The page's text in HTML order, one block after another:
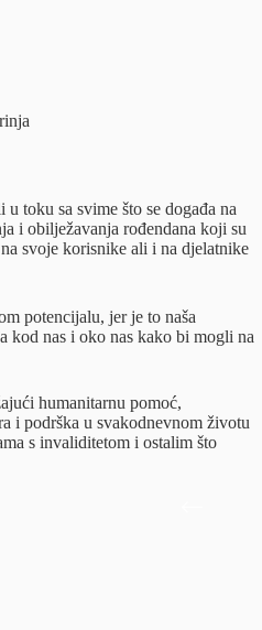
toku sa svime što se događa na
i obilježavanja rođendana koji su
svoje korisnike ali i na djelatnike
potencijalu, jer je to naša
kod nas i oko nas kako bi mogli na
humanitarnu pomoć,
i podrška u svakodnevnom životu
s invaliditetom i ostalim što